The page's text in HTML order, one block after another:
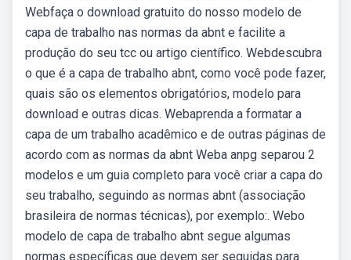
Webfaça o download gratuito do nosso modelo de
capa de trabalho nas normas da abnt e facilite a
produção do seu tcc ou artigo científico. Webdescubra
o que é a capa de trabalho abnt, como você pode fazer,
quais são os elementos obrigatórios, modelo para
download e outras dicas. Webaprenda a formatar a
capa de um trabalho acadêmico e de outras páginas de
acordo com as normas da abnt Weba anpg separou 2
modelos e um guia completo para você criar a capa do
seu trabalho, seguindo as normas abnt (associação
brasileira de normas técnicas), por exemplo:. Webo
modelo de capa de trabalho abnt segue algumas
normas específicas que devem ser seguidas para